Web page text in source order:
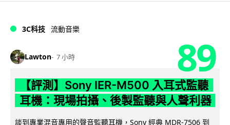
3C科技 流動音樂
Lawton 7 小時 89
【評測】Sony IER-M500 入耳式監聽
耳機：現場拍攝、後製監聽與人聲利器
談到專業混音專用的聲音監聽耳機，Sony 經典 MDR-7506 到